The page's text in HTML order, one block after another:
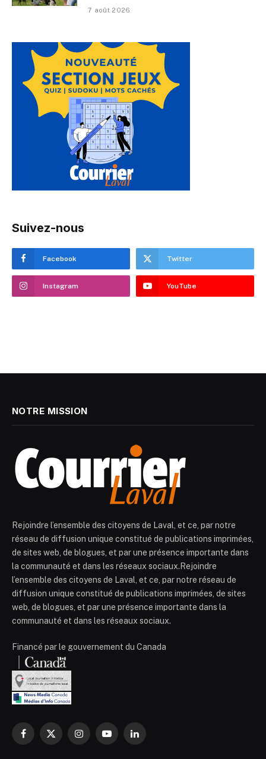
7 août 2026
Suivez-nous
Facebook Twitter
Instagram YouTube
NOTRE MISSION
Rejoindre l’ensemble des citoyens de Laval, et ce, par notre
réseau de diffusion unique constitué de publications imprimées,
de sites web, de blogues, et par une présence importante dans
la communauté et dans les réseaux sociaux.Rejoindre
l’ensemble des citoyens de Laval, et ce, par notre réseau de
diffusion unique constitué de publications imprimées, de sites
web, de blogues, et par une présence importante dans la
communauté et dans les réseaux sociaux.
Financé par le gouvernement du Canada
Facebook
X
InstagramYouTubeLinkedIn